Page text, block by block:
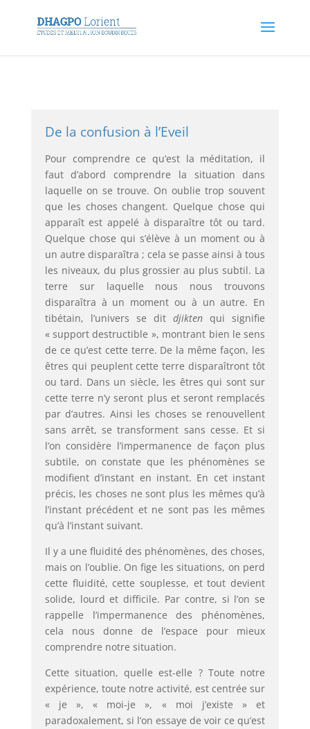
De la confusion à l’Eveil
Pour comprendre ce qu’est la méditation, il
faut d’abord comprendre la situation dans
laquelle on se trouve. On oublie trop souvent
que les choses changent. Quelque chose qui
apparaît est appelé à disparaître tôt ou tard.
Quelque chose qui s’élève à un moment ou à
un autre disparaîtra ; cela se passe ainsi à tous
les niveaux, du plus grossier au plus subtil. La
terre sur laquelle nous nous trouvons
disparaîtra à un moment ou à un autre. En
tibétain, l’univers se ditdjikten qui signifie
« support destructible », montrant bien le sens
de ce qu’est cette terre. De la même façon, les
êtres qui peuplent cette terre disparaîtront tôt
ou tard. Dans un siècle, les êtres qui sont sur
cette terre n’y seront plus et seront remplacés
par d’autres. Ainsi les choses se renouvellent
sans arrêt, se transforment sans cesse. Et si
l’on considère l’impermanence de façon plus
subtile, on constate que les phénomènes se
modifient d’instant en instant. En cet instant
précis, les choses ne sont plus les mêmes qu’à
l’instant précédent et ne sont pas les mêmes
qu’à l’instant suivant.
Il y a une fluidité des phénomènes, des choses,
mais on l’oublie. On fige les situations, on perd
cette fluidité, cette souplesse, et tout devient
solide, lourd et difficile. Par contre, si l’on se
rappelle l’impermanence des phénomènes,
cela nous donne de l’espace pour mieux
comprendre notre situation.
Cette situation, quelle est-elle ? Toute notre
expérience, toute notre activité, est centrée sur
« je », « moi-je », « moi j’existe » et
paradoxalement, si l’on essaye de voir ce qu’est